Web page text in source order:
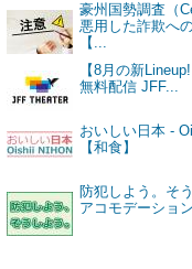
豪州国勢調査（
悪用した詐欺へ
【...
【8月の新
無料配信 JFF...
おいしい日本 -
【和食】
防犯しよう。そ
アコモデーショ